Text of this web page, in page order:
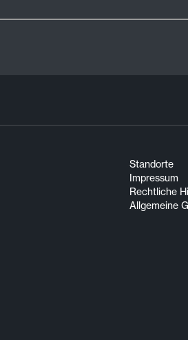
Standorte
Impressum
Rechtliche
Allgemeine